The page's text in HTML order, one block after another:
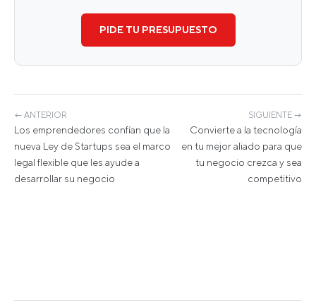
PIDE TU PRESUPUESTO
← ANTERIOR
Los emprendedores confían que la
nueva Ley de Startups sea el marco
legal flexible que les ayude a
desarrollar su negocio
SIGUIENTE →
Convierte a la tecnología
en tu mejor aliado para que
tu negocio crezca y sea
competitivo